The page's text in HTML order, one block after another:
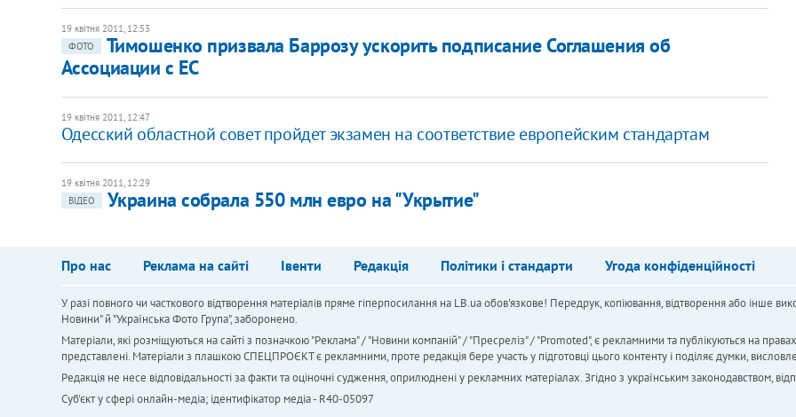
19 квітня 2011, 12:53
ФОТО
Тимошенко призвала Баррозу ускорить подписание Соглашения об
Ассоциации с ЕС
19 квітня 2011, 12:47
Одесский областной совет пройдет экзамен на соответствие европейским стандартам
19 квітня 2011, 12:29
ВІДЕО
Украина собрала 550 млн евро на "Укрытие"
Про нас Реклама на сайті Івенти Редакція Політики і стандарти Угода конфіденційності
У разі повного чи часткового відтворення матеріалів пряме гіперпосилання на LB.ua обов'язкове! Передрук, копіювання, відтворення або інше
Новини" й "Українська Фото Група", заборонено.
Матеріали, які розміщуються на сайті з позначкою "Реклама" / "Новини компаній" / "Пресреліз" / "Promoted", є рекламними та публікуються на
представлені. Матеріали з плашкою СПЕЦПРОЄКТ є рекламними, проте редакція бере участь у підготовці цього контенту і поділяє думки,
Редакція не несе відповідальності за факти та оціночні судження, оприлюднені у рекламних матеріалах. Згідно з українським законодавством,
Cуб'єкт у сфері онлайн-медіа; ідентифікатор медіа - R40-05097